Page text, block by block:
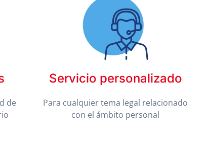
de
Servicio personalizado
Para cualquier tema legal relacionado
con el ámbito personal